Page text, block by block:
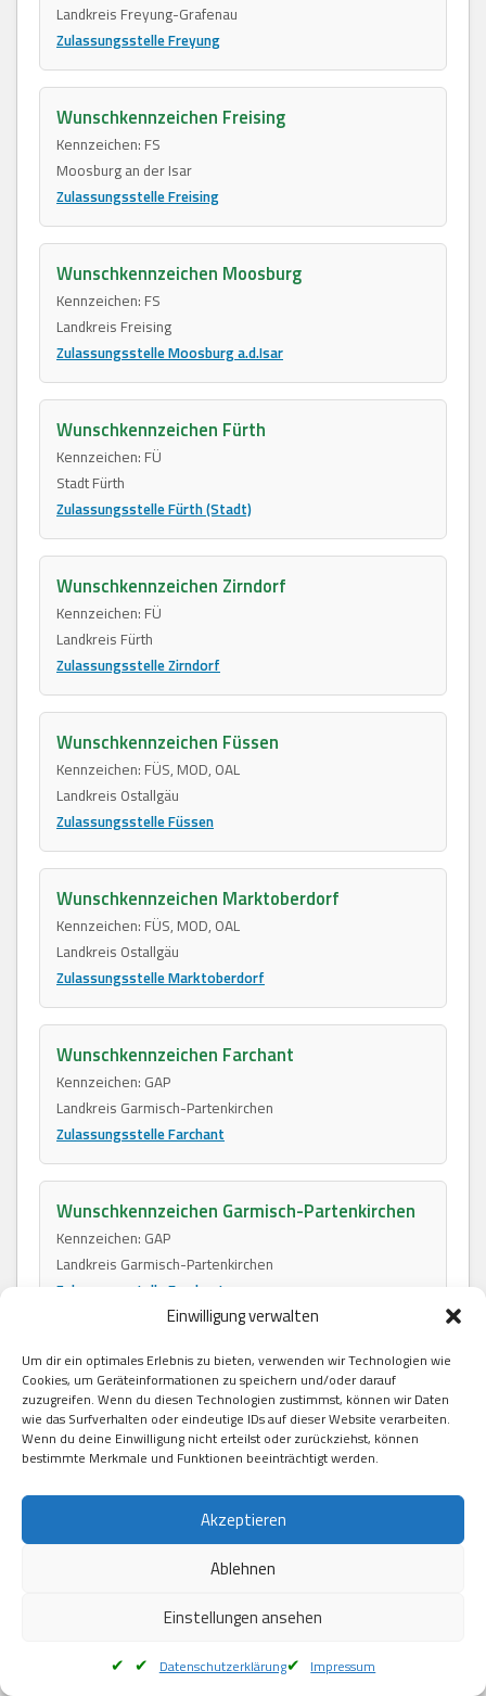
Einwilligung verwalten
Um dir ein optimales Erlebnis zu bieten, verwenden wir Technologien wie
Cookies, um Geräteinformationen zu speichern und/oder darauf
zuzugreifen. Wenn du diesen Technologien zustimmst, können wir Daten
wie das Surfverhalten oder eindeutige IDs auf dieser Website verarbeiten.
Wenn du deine Einwilligung nicht erteilst oder zurückziehst, können
bestimmte Merkmale und Funktionen beeinträchtigt werden.
Akzeptieren
Ablehnen
Einstellungen ansehen
Datenschutzerklärung Impressum
Landkreis Freyung-Grafenau
Zulassungsstelle Freyung
Wunschkennzeichen Freising
Kennzeichen: FS
Moosburg an der Isar
Zulassungsstelle Freising
Wunschkennzeichen Moosburg
Kennzeichen: FS
Landkreis Freising
Zulassungsstelle Moosburg a.d.Isar
Wunschkennzeichen Fürth
Kennzeichen: FÜ
Stadt Fürth
Zulassungsstelle Fürth (Stadt)
Wunschkennzeichen Zirndorf
Kennzeichen: FÜ
Landkreis Fürth
Zulassungsstelle Zirndorf
Wunschkennzeichen Füssen
Kennzeichen: FÜS, MOD, OAL
Landkreis Ostallgäu
Zulassungsstelle Füssen
Wunschkennzeichen Marktoberdorf
Kennzeichen: FÜS, MOD, OAL
Landkreis Ostallgäu
Zulassungsstelle Marktoberdorf
Wunschkennzeichen Farchant
Kennzeichen: GAP
Landkreis Garmisch-Partenkirchen
Zulassungsstelle Farchant
Wunschkennzeichen Garmisch-Partenkirchen
Kennzeichen: GAP
Landkreis Garmisch-Partenkirchen
Zulassungsstelle Farchant
Wunschkennzeichen Schweinfurt
Kennzeichen: GEO, SW
Landkreis Schweinfurt
Zulassungsstelle Schweinfurt
Wunschkennzeichen Gerolzhofen
Kennzeichen: GEO
Wunschkennzeichen Griesbach